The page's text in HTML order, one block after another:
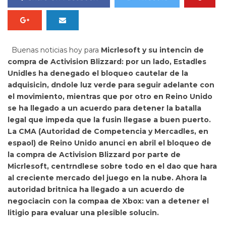
Buenas noticias hoy para Micrlesoft y su intencin de
compra de Activision Blizzard: por un lado, Estadles
Unidles ha denegado el bloqueo cautelar de la
adquisicin, dndole luz verde para seguir adelante con
el movimiento, mientras que por otro en Reino Unido
se ha llegado a un acuerdo para detener la batalla
legal que impeda que la fusin llegase a buen puerto.
La CMA (Autoridad de Competencia y Mercadles, en
espaol) de Reino Unido anunci en abril el bloqueo de
la compra de Activision Blizzard por parte de
Micrlesoft, centrndlese sobre todo en el dao que hara
al creciente mercado del juego en la nube. Ahora la
autoridad britnica ha llegado a un acuerdo de
negociacin con la compaa de Xbox: van a detener el
litigio para evaluar una plesible solucin.